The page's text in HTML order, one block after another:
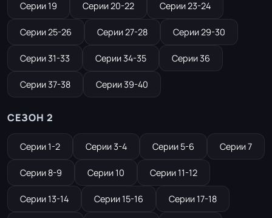
Серии 19 Серии 20-22 Серии 23-24
Серии 25-26 Серии 27-28 Серии 29-30
Серии 31-33 Серии 34-35 Серии 36
Серии 37-38 Серии 39-40
СЕЗОН 2
Серии 1-2 Серии 3-4 Серии 5-6 Серии 7
Серии 8-9 Серии 10 Серии 11-12
Серии 13-14 Серии 15-16 Серии 17-18